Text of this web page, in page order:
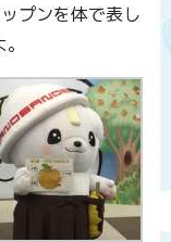
プンを体で表し